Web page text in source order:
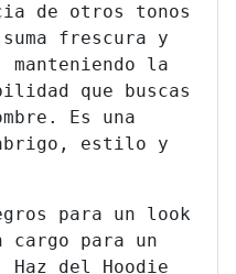
de otros tonos
frescura y
la
que buscas
Es una
abrigo, estilo y
para un look
cargo para un
del Hoodie